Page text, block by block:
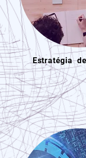
Estratégia